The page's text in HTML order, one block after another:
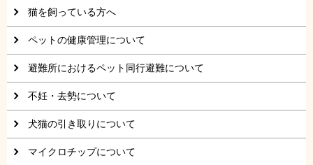
猫を飼っている方へ
ペットの健康管理について
避難所におけるペット同行避難について
不妊・去勢について
犬猫の引き取りについて
マイクロチップについて